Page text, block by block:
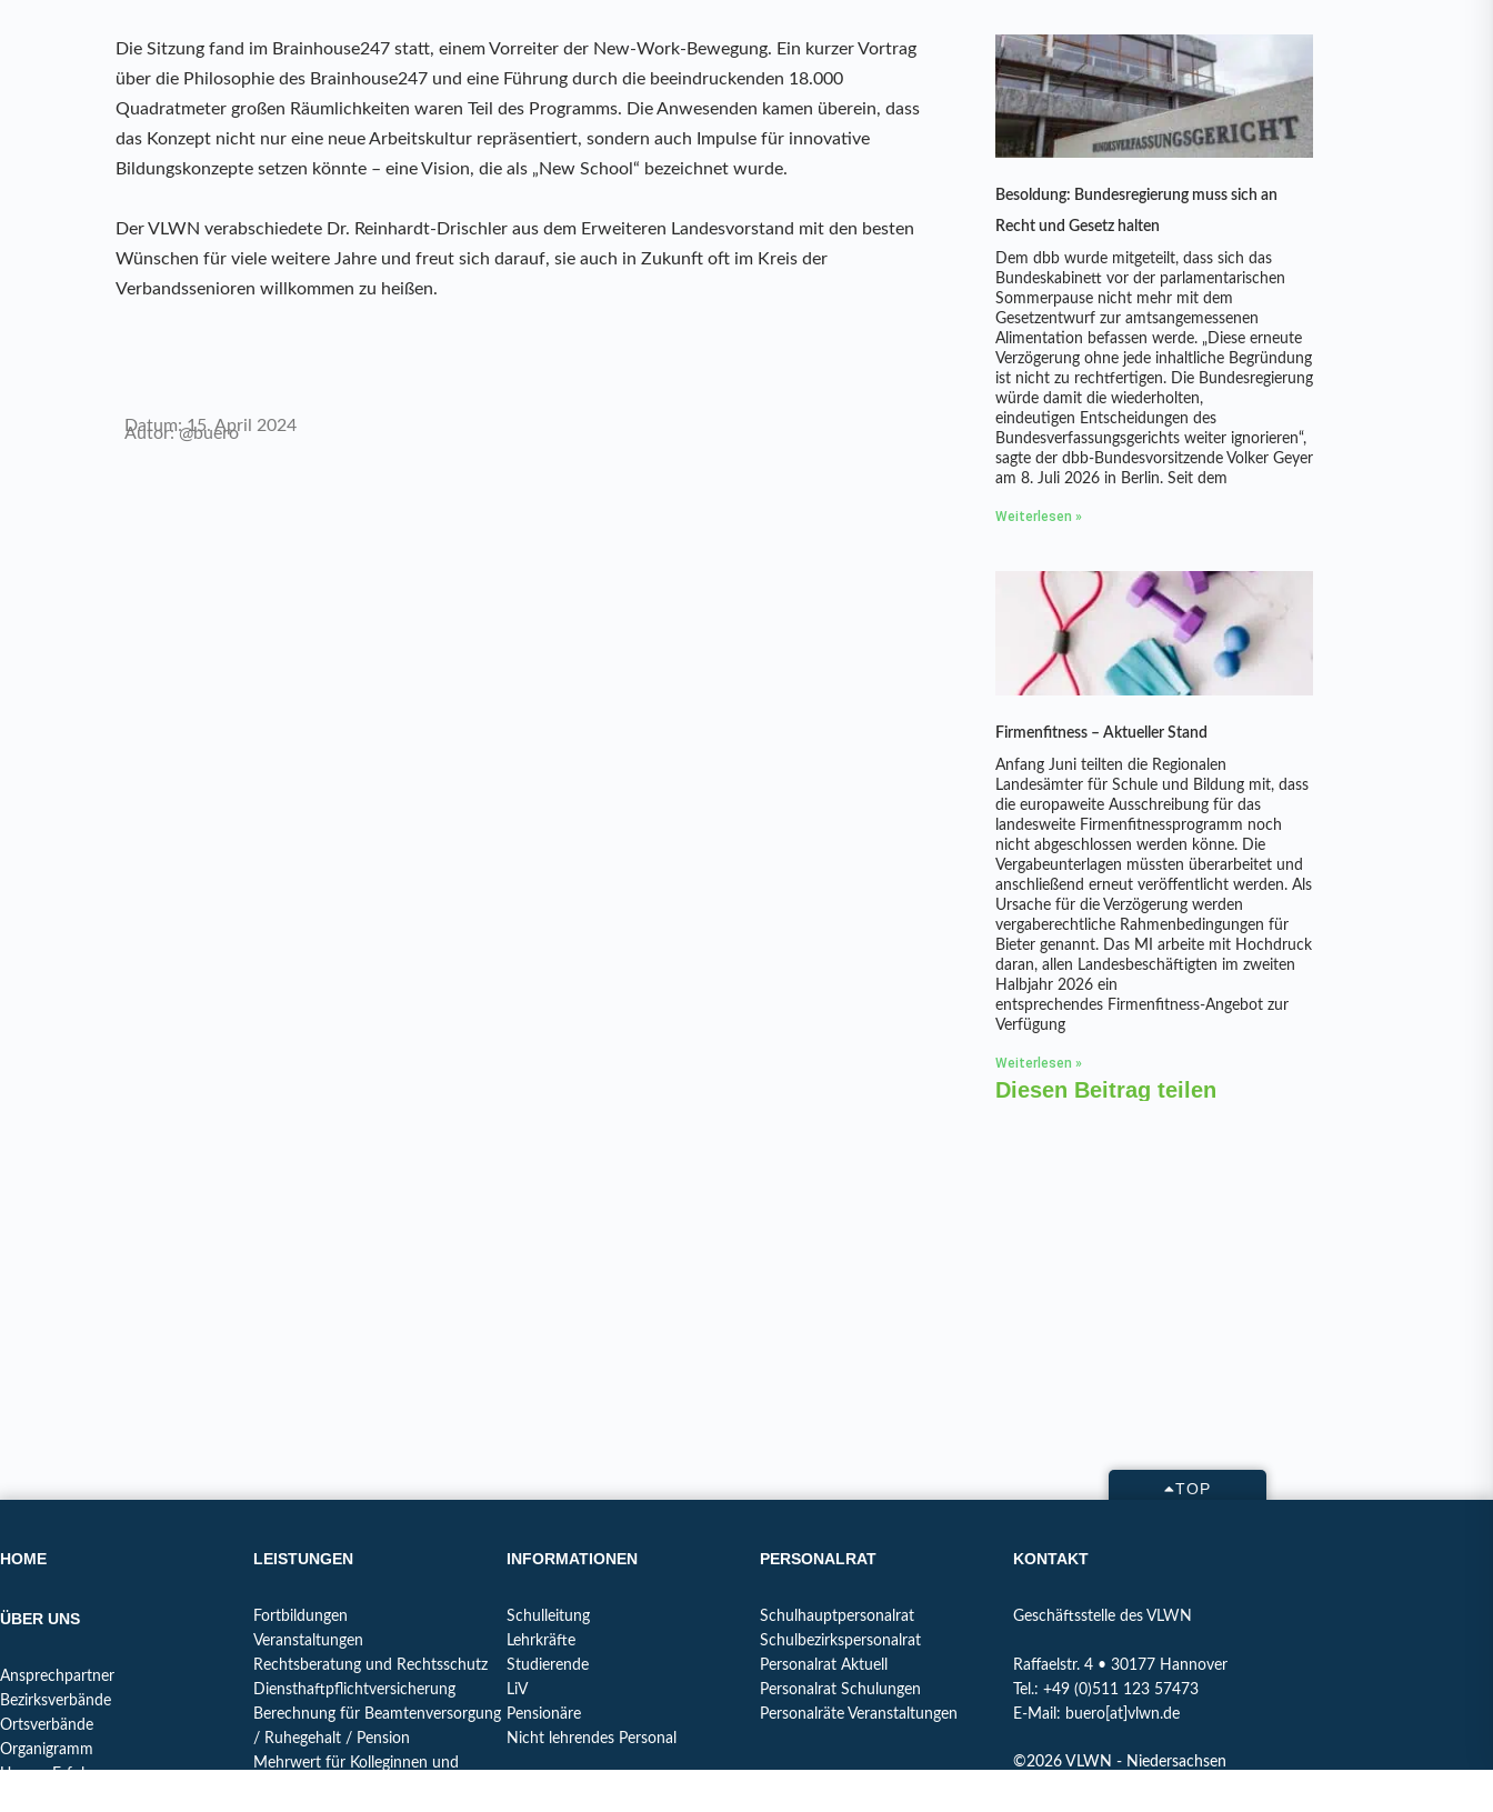
Die Sitzung fand im Brainhouse247 statt, einem Vorreiter der New-Work-Bewegung. Ein kurzer Vortrag
über die Philosophie des Brainhouse247 und eine Führung durch die beeindruckenden 18.000
Quadratmeter großen Räumlichkeiten waren Teil des Programms. Die Anwesenden kamen überein, dass
das Konzept nicht nur eine neue Arbeitskultur repräsentiert, sondern auch Impulse für innovative
Bildungskonzepte setzen könnte – eine Vision, die als „New School“ bezeichnet wurde.
Der VLWN verabschiedete Dr. Reinhardt-Drischler aus dem Erweiteren Landesvorstand mit den besten
Wünschen für viele weitere Jahre und freut sich darauf, sie auch in Zukunft oft im Kreis der
Verbandssenioren willkommen zu heißen.
Datum: 15. April 2024
Autor: @buero
Besoldung: Bundesregierung muss sich an
Recht und Gesetz halten
Dem dbb wurde mitgeteilt, dass sich das
Bundeskabinett vor der parlamentarischen
Sommerpause nicht mehr mit dem
Gesetzentwurf zur amtsangemessenen
Alimentation befassen werde. „Diese erneute
Verzögerung ohne jede inhaltliche Begründung
ist nicht zu rechtfertigen. Die Bundesregierung
würde damit die wiederholten,
eindeutigen Entscheidungen des
Bundesverfassungsgerichts weiter ignorieren“,
sagte der dbb-Bundesvorsitzende Volker Geyer
am 8. Juli 2026 in Berlin. Seit dem
Weiterlesen »
Firmenfitness – Aktueller Stand
Anfang Juni teilten die Regionalen
Landesämter für Schule und Bildung mit, dass
die europaweite Ausschreibung für das
landesweite Firmenfitnessprogramm noch
nicht abgeschlossen werden könne. Die
Vergabeunterlagen müssten überarbeitet und
anschließend erneut veröffentlicht werden. Als
Ursache für die Verzögerung werden
vergaberechtliche Rahmenbedingungen für
Bieter genannt. Das MI arbeite mit Hochdruck
daran, allen Landesbeschäftigten im zweiten
Halbjahr 2026 ein
entsprechendes Firmenfitness-Angebot zur
Verfügung
Weiterlesen »
Diesen Beitrag teilen
TOP
HOME
ÜBER UNS
Ansprechpartner
Bezirksverbände
Ortsverbände
Organigramm
Unsere Erfolge
LEISTUNGEN
Fortbildungen
Veranstaltungen
Rechtsberatung und Rechtsschutz
Diensthaftpflichtversicherung
Berechnung für Beamtenversorgung
/ Ruhegehalt / Pension
Mehrwert für Kolleginnen und
INFORMATIONEN
Schulleitung
Lehrkräfte
Studierende
LiV
Pensionäre
Nicht lehrendes Personal
PERSONALRAT
Schulhauptpersonalrat
Schulbezirkspersonalrat
Personalrat Aktuell
Personalrat Schulungen
Personalräte Veranstaltungen
KONTAKT
Geschäftsstelle des VLWN
Raffaelstr. 4 • 30177 Hannover
Tel.: +49 (0)511 123 57473
E-Mail: buero[at]vlwn.de
©2026 VLWN - Niedersachsen